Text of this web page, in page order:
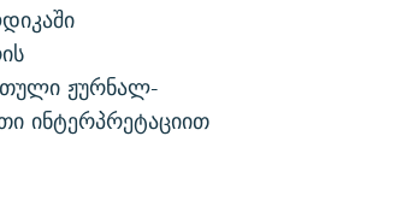
ჟურნალ-
ინტერპრეტაციით